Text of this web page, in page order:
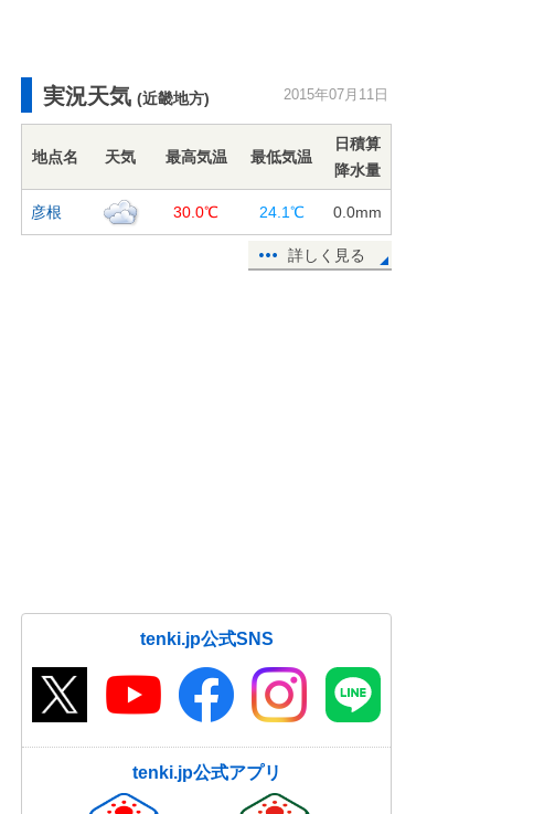
実況天気 (近畿地方) 2015年07月11日
地点名 天気 最高気温 最低気温
日積算
降水量
彦根 30.0℃ 24.1℃ 0.0mm
詳しく見る
tenki.jp公式SNS
tenki.jp公式アプリ